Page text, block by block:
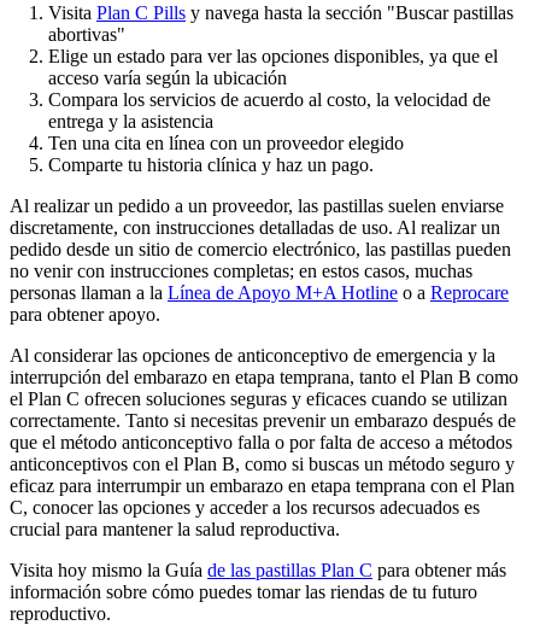
Visita Plan C Pills y navega hasta la sección "Buscar pastillas
abortivas"
Elige un estado para ver las opciones disponibles, ya que el
acceso varía según la ubicación
Compara los servicios de acuerdo al costo, la velocidad de
entrega y la asistencia
Ten una cita en línea con un proveedor elegido
Comparte tu historia clínica y haz un pago.
Al realizar un pedido a un proveedor, las pastillas suelen enviarse
discretamente, con instrucciones detalladas de uso. Al realizar un
pedido desde un sitio de comercio electrónico, las pastillas pueden
no venir con instrucciones completas; en estos casos, muchas
personas llaman a la Línea de Apoyo M+A Hotline o a Reprocare
para obtener apoyo.
Al considerar las opciones de anticonceptivo de emergencia y la
interrupción del embarazo en etapa temprana, tanto el Plan B como
el Plan C ofrecen soluciones seguras y eficaces cuando se utilizan
correctamente. Tanto si necesitas prevenir un embarazo después de
que el método anticonceptivo falla o por falta de acceso a métodos
anticonceptivos con el Plan B, como si buscas un método seguro y
eficaz para interrumpir un embarazo en etapa temprana con el Plan
C, conocer las opciones y acceder a los recursos adecuados es
crucial para mantener la salud reproductiva.
Visita hoy mismo la Guía de las pastillas Plan C para obtener más
información sobre cómo puedes tomar las riendas de tu futuro
reproductivo.